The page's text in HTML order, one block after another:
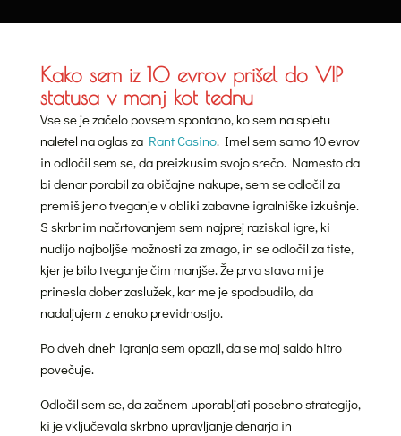
Kako sem iz 10 evrov prišel do VIP
statusa v manj kot tednu
Vse se je začelo povsem spontano, ko sem na spletu
naletel na oglas za Rant Casino. Imel sem samo 10 evrov
in odločil sem se, da preizkusim svojo srečo. Namesto da
bi denar porabil za običajne nakupe, sem se odločil za
premišljeno tveganje v obliki zabavne igralniške izkušnje.
S skrbnim načrtovanjem sem najprej raziskal igre, ki
nudijo najboljše možnosti za zmago, in se odločil za tiste,
kjer je bilo tveganje čim manjše. Že prva stava mi je
prinesla dober zaslužek, kar me je spodbudilo, da
nadaljujem z enako previdnostjo.
Po dveh dneh igranja sem opazil, da se moj saldo hitro
povečuje.
Odločil sem se, da začnem uporabljati posebno strategijo,
ki je vključevala skrbno upravljanje denarja in